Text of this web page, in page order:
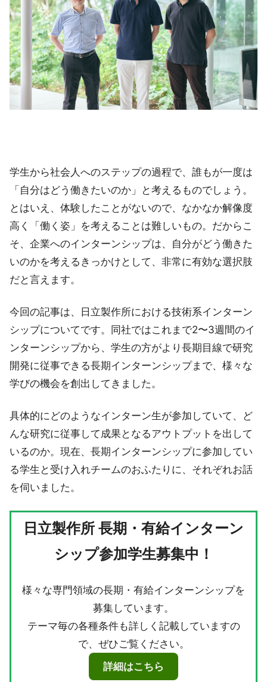
学生から社会人へのステップの過程で、誰もが一度は
「自分はどう働きたいのか」と考えるものでしょう。
とはいえ、体験したことがないので、なかなか解像度
高く「働く姿」を考えることは難しいもの。だからこ
そ、企業へのインターンシップは、自分がどう働きた
いのかを考えるきっかけとして、非常に有効な選択肢
だと言えます。
今回の記事は、日立製作所における技術系インターン
シップについてです。同社ではこれまで2〜3週間のイ
ンターンシップから、学生の方がより長期目線で研究
開発に従事できる長期インターンシップまで、様々な
学びの機会を創出してきました。
具体的にどのようなインターン生が参加していて、ど
んな研究に従事して成果となるアウトプットを出して
いるのか。現在、長期インターンシップに参加してい
る学生と受け入れチームのおふたりに、それぞれお話
を伺いました。
日立製作所 長期・有給インターン
シップ参加学生募集中！
様々な専門領域の長期・有給インターンシップを
募集しています。
テーマ毎の各種条件も詳しく記載していますの
で、ぜひご覧ください。
詳細はこちら